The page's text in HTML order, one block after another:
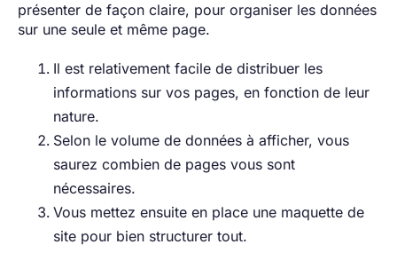
présenter de façon claire, pour organiser les données
sur une seule et même page.
Il est relativement facile de distribuer les
informations sur vos pages, en fonction de leur
nature.
Selon le volume de données à afficher, vous
saurez combien de pages vous sont
nécessaires.
Vous mettez ensuite en place une maquette de
site pour bien structurer tout.